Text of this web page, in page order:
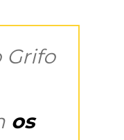
Grifo
os